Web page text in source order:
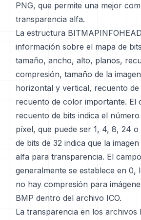
PNG, que permite una mejor
transparencia alfa.
La estructura
información sobre el mapa de
tamaño, ancho, alto, planos,
compresión, tamaño de la
horizontal y vertical, recuento
recuento de color importante. El
recuento de bits indica el
píxel, que puede ser 1, 4, 8, 24
de bits de 32 indica que la
alfa para transparencia. El
generalmente se establece en 0,
no hay compresión para
BMP dentro del archivo ICO.
La transparencia en los archivos